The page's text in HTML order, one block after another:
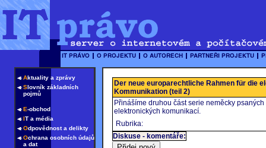
Aktuality a zprávy
Slovník základních
pojmů
E-obchod
IT a média
Odpovědnost a delikty
Ochrana osobních údajů
a dat
Der neue europarechtliche Rahmen für die
Kommunikation (teil 2)
Přinášíme druhou část serie neměcky
elektronických komunikací.
Rubrika:
Diskuse - komentáře: